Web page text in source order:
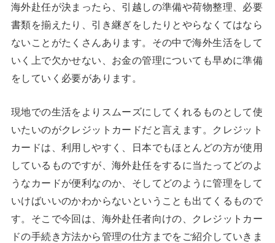
海外赴任が決まったら、引越しの準備や荷物整理、必要
書類を揃えたり、引き継ぎをしたりとやらなくてはなら
ないことがたくさんあります。その中で海外生活をして
いく上で欠かせない、お金の管理についても早めに準備
をしていく必要があります。
現地での生活をよりスムーズにしてくれるものとして使
いたいのがクレジットカードだと言えます。クレジット
カードは、利用しやすく、日本でもほとんどの方が使用
しているものですが、海外赴任をするに当たってどのよ
うなカードが便利なのか、そしてどのように管理をして
いけばいいのかわからないということも出てくるもので
す。そこで今回は、海外赴任者向けの、クレジットカー
ドの手続き方法から管理の仕方までをご紹介していきま